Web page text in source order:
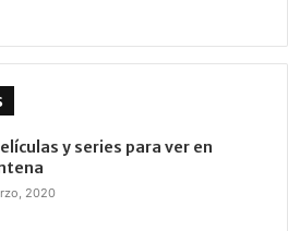
y series para ver en
2020